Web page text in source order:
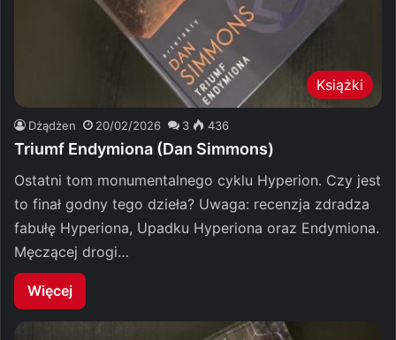
Książki
Dżądżen 20/02/2026 3 436
Triumf Endymiona (Dan Simmons)
Ostatni tom monumentalnego cyklu Hyperion. Czy jest
to finał godny tego dzieła? Uwaga: recenzja zdradza
fabułę Hyperiona, Upadku Hyperiona oraz Endymiona.
Męczącej drogi…
Więcej